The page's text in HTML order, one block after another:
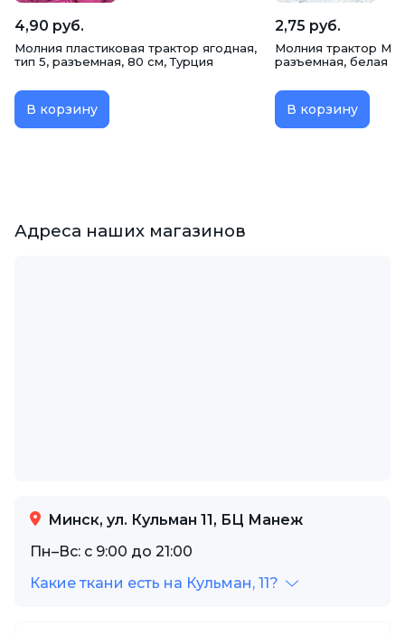
4,90 руб.
Молния пластиковая трактор ягодная,
тип 5, разъемная, 80 см, Турция
В корзину
2,75 руб.
Молния трактор
разъемная, белая
В корзину
Адреса наших магазинов
Минск, ул. Кульман 11, БЦ Манеж
Пн–Вс: с 9:00 до 21:00
Какие ткани есть на Кульман, 11?